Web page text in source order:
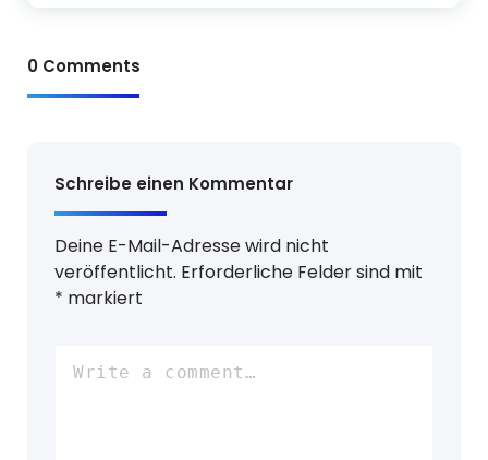
0 Comments
Schreibe einen Kommentar
Deine E-Mail-Adresse wird nicht
veröffentlicht. Erforderliche Felder sind mit
* markiert